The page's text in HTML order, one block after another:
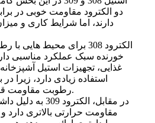
دو الکترود مقاومت خوبی در
دارند، اما شرایط کاری و
الکترود 308 برای محیط
خورنده سبک عملکرد مناسبی
غذایی، تجهیزات استیل
استفاده زیادی دارد، زیرا
رطوبت مقاومت قابل قبولی ارائه می دهد.
در مقابل،
مقاومت حرارتی بالاتری دارد